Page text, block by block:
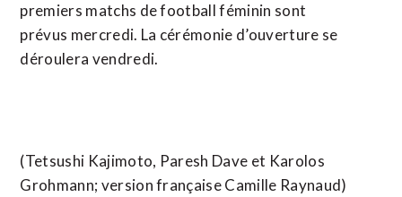
premiers matchs de football féminin sont
prévus mercredi. La cérémonie d’ouverture se
déroulera vendredi.
(Tetsushi Kajimoto, Paresh Dave et Karolos
Grohmann; version française Camille Raynaud)